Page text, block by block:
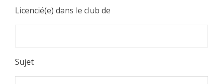
Licencié(e) dans le club de
Sujet